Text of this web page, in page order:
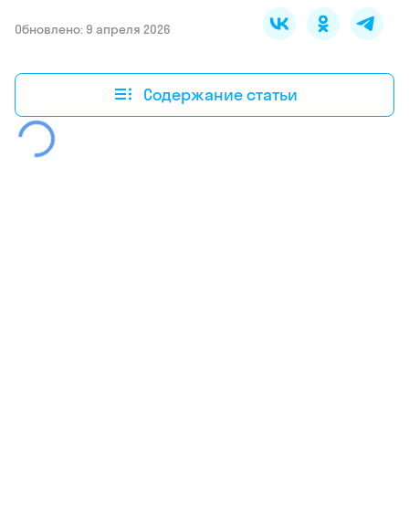
Обновлено: 9 апреля 2026
Содержание статьи